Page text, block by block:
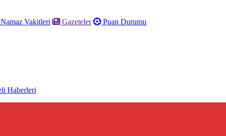
Namaz Vakitleri Gazeteler
Puan Durumu